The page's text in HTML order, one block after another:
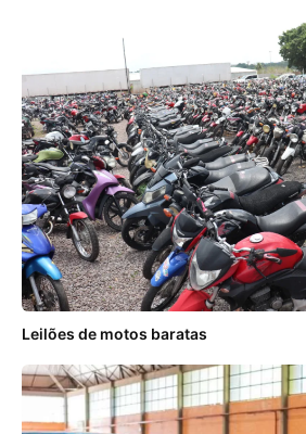
Leilões de motos baratas